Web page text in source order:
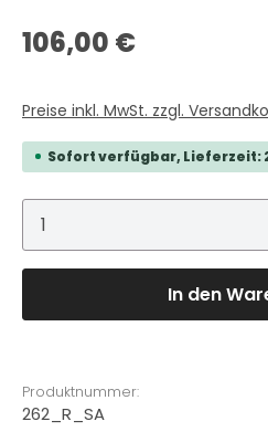
Regulärer Preis:
106,00 €
Preise inkl. MwSt. zzgl.
Sofort verfügbar, Lieferzeit:
Produkt Anzahl: Gib
In den
Produktnummer:
262_R_SA